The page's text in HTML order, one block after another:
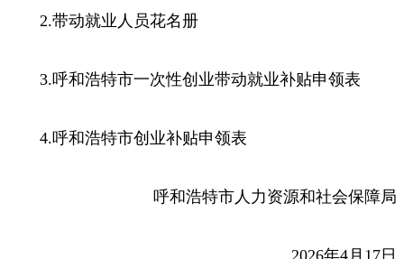
2.带动就业人员花名册
3.呼和浩特市一次性创业带动就业补贴申领表
4.呼和浩特市创业补贴申领表
呼和浩特市人力资源和社会保障局
2026年4月17日